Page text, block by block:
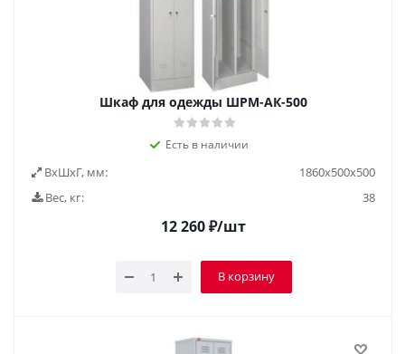
Шкаф для одежды ШРМ-АК-500
Есть в наличии
ВxШxГ, мм:
1860х500х500
Вес, кг:
38
12 260₽/шт
В корзину